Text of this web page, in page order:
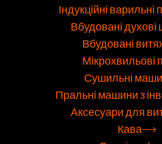
Індукційні варильні
Вбудовані
Вбудовані
Мікрохвильові
Сушильні
Пральні машини з
Аксесуари для
Кава